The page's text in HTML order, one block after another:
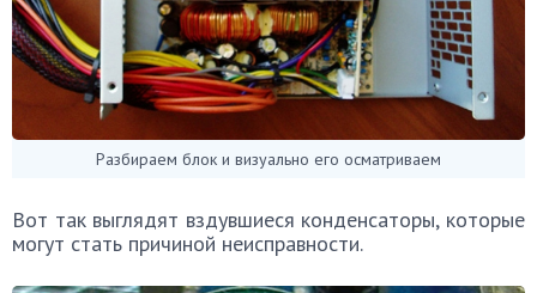
Разбираем блок и визуально его осматриваем
Вот так выглядят вздувшиеся конденсаторы, которые
могут стать причиной неисправности.